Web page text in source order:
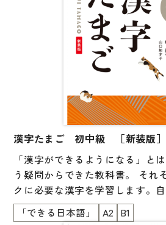
漢字たまご 初中級 ［新装版］
「漢字ができるようになる」と
う疑問からできた教科書。 それ
クに必要な漢字を学習します。
方を身につけられる工夫が随所に
学習した漢字は、実際の場面に近
「できる日本語」 A2 B1